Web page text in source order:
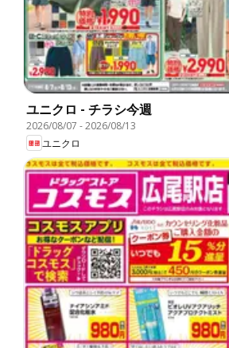
ユニクロ - チラシ今週
2026/08/07 -2026/08/13
ユニクロ